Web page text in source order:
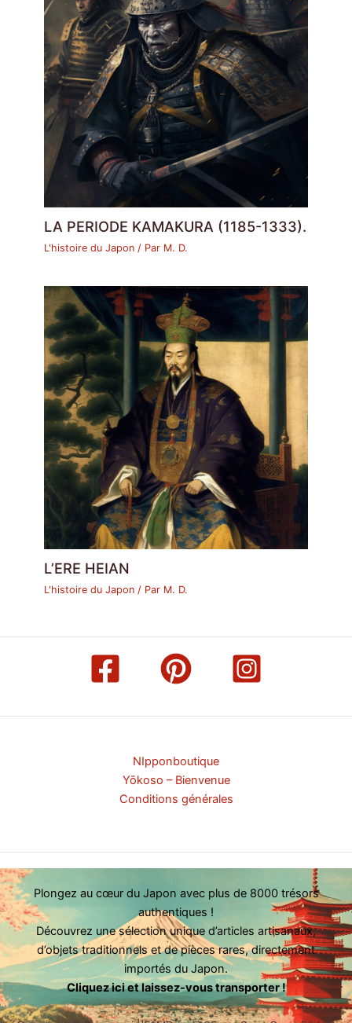
LA PERIODE KAMAKURA (1185-1333).
L'histoire du Japon / Par M. D.
L’ERE HEIAN
L'histoire du Japon / Par M. D.
NIpponboutique
Yōkoso – Bienvenue
Conditions générales
Plongez au cœur du Japon avec plus de 8000 trésors
authentiques !
Découvrez une sélection unique d’articles artisanaux,
d’objets traditionnels et de pièces rares, directement
importés du Japon.
Cliquez ici et laissez-vous transporter !